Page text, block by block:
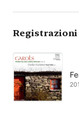
Registrazioni